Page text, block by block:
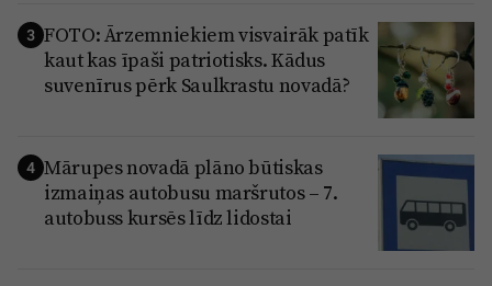
3 FOTO: Ārzemniekiem visvairāk patīk
kaut kas īpaši patriotisks. Kādus
suvenīrus pērk Saulkrastu novadā?
4 Mārupes novadā plāno būtiskas
izmaiņas autobusu maršrutos – 7.
autobuss kursēs līdz lidostai